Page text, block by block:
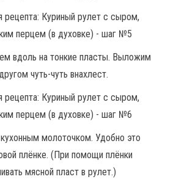
вдоль на тонкие пласты. Выложим
чуть-чуть внахлест.
молоточком. Удобно это
плёнке. (При помощи плёнки
мясной пласт в рулет.)